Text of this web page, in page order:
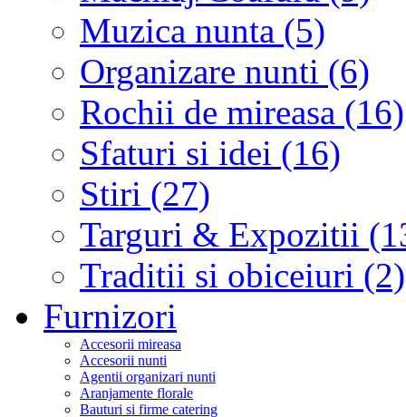
Muzica nunta (5)
Organizare nunti (6)
Rochii de mireasa (16)
Sfaturi si idei (16)
Stiri (27)
Targuri & Expozitii
Traditii si obiceiuri (2)
Furnizori
Accesorii mireasa
Accesorii nunti
Agentii organizari nunti
Aranjamente florale
Bauturi si firme catering